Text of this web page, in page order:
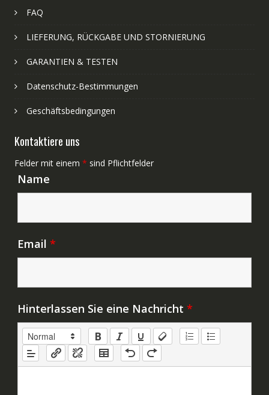
FAQ
LIEFERUNG, RÜCKGABE UND STORNIERUNG
GARANTIEN & TESTEN
Datenschutz-Bestimmungen
Geschäftsbedingungen
Kontaktiere uns
Felder mit einem * sind Pflichtfelder
Name
Email *
Hinterlassen Sie eine Nachricht *